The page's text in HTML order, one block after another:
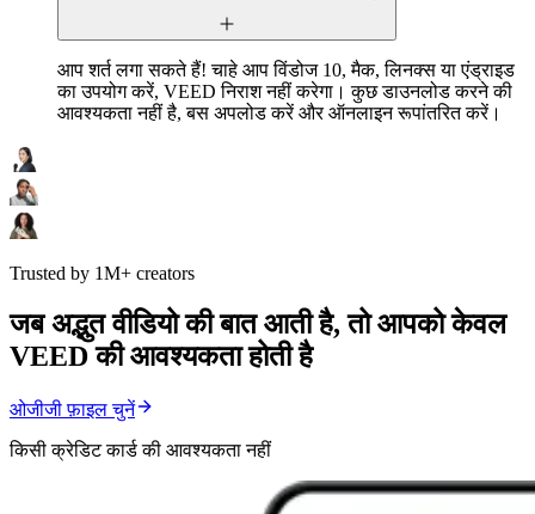
आप शर्त लगा सकते हैं! चाहे आप विंडोज 10, मैक, लिनक्स या एंड्राइड
का उपयोग करें, VEED निराश नहीं करेगा। कुछ डाउनलोड करने की
आवश्यकता नहीं है, बस अपलोड करें और ऑनलाइन रूपांतरित करें।
Trusted by 1M+ creators
जब अद्भुत वीडियो की बात आती है, तो आपको केवल
VEED की आवश्यकता होती है
ओजीजी फ़ाइल चुनें
किसी क्रेडिट कार्ड की आवश्यकता नहीं